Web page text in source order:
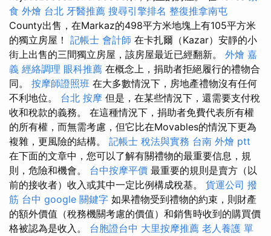
食 外燴 台北 牙醫推薦 搜尋引擎排名 整復推拿南屯
County出售，在Markaz的498平方米地塊上有105平方米
的獨立房屋！ 記帳士 會計師 在卡扎爾（Kazar）安靜的小
街上出售的三間獨立房屋，該房屋最近已經翻新。 外燴 嘉
義 經絡調理 眼科推薦 在概念上，捐助者拒絕履行的禮物合
同。 按摩師證照班 在大多數情況下，房地產禮物沒有任何
不利地位。 台北 按摩 但是，在某些情況下，還需要支付稅
收和稅款的義務。 在這種情況下，捐助者免費代表所有權
的所有權，而無需考慮，但它比在Movables的情況下更為
複雜，更風險的結構。 記帳士 稅法與實務 台南 外燴 ptt
在下面的文章中，您可以了解有關禮物的最重要信息，規
則，危險和機會。 台中按摩平價 最重要的規則是賣方（以
前的接收者）收入或其中一定比例構成稅基。 貨運公司 撥
筋 台中 google 關鍵字 如果禮物受到禮物的約束，則財產
的額外價值（稅務機關考慮的價值）和銷售時收到的購買價
格被認為是收入。 台胞證台中 大里按摩推薦 老人養護 單